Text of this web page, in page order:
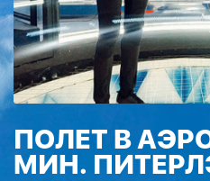
ПОЛЕТ В
МИН.